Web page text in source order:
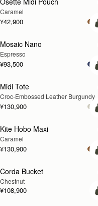
Caramel
¥42,900
Mosaic Nano
Espresso
¥93,500
Midi Tote
Croc-Embossed Leather Burgundy
¥130,900
Kite Hobo Maxi
Caramel
¥130,900
Corda Bucket
Chestnut
¥108,900